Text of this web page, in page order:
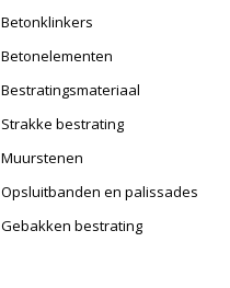
Betonklinkers
Betonelementen
Bestratingsmateriaal
Strakke bestrating
Muurstenen
Opsluitbanden en palissades
Gebakken bestrating